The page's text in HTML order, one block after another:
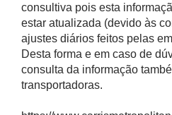
consultiva pois esta
estar atualizada (devido às
ajustes diários feitos pelas
Desta forma e em caso de
consulta da informação
transportadoras.